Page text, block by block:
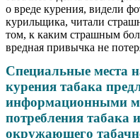
о вреде курения, видели
курильщика, читали
том, к каким страшным
вредная привычка не
Специальные места
курения табака
информационными
потребления табака
окружающего